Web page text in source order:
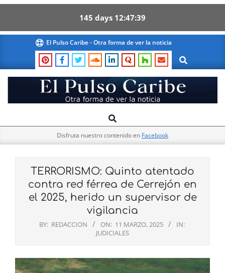
145 days 12 47 38
content
El Pulso Caribe - Otra forma de ver la noticia
Search
El
Pulso
Navigation
Search
Disfruta nuestro contenido en Facebook
TERRORISMO: Quinto atentado
contra red férrea de Cerrejón en
el 2025, herido un supervisor de
vigilancia
BY: REDACCION ON: 11 MARZO, 2025
IN:
JUDICIALES